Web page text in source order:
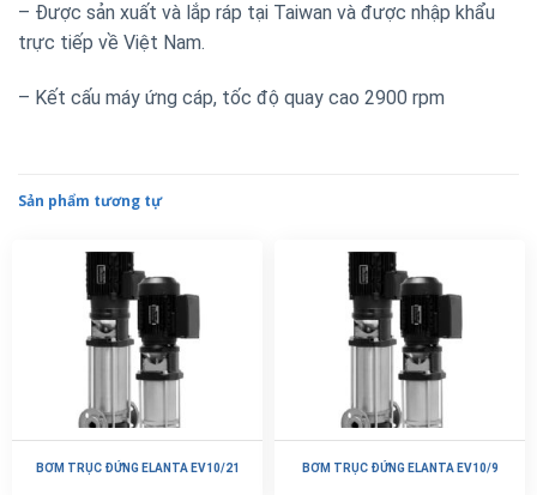
– Được sản xuất và lắp ráp tại Taiwan và được nhập khẩu
trực tiếp về Việt Nam.
– Kết cấu máy ứng cáp, tốc độ quay cao 2900 rpm
Sản phẩm tương tự
BƠM TRỤC ĐỨNG ELANTA EV10/21 BƠM TRỤC ĐỨNG ELANTA EV10/9